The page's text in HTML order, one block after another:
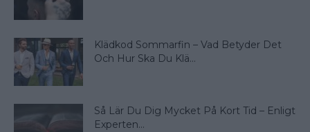
Klädkod Sommarfin – Vad Betyder Det
Och Hur Ska Du Klä...
Så Lär Du Dig Mycket På Kort Tid – Enligt
Experten...